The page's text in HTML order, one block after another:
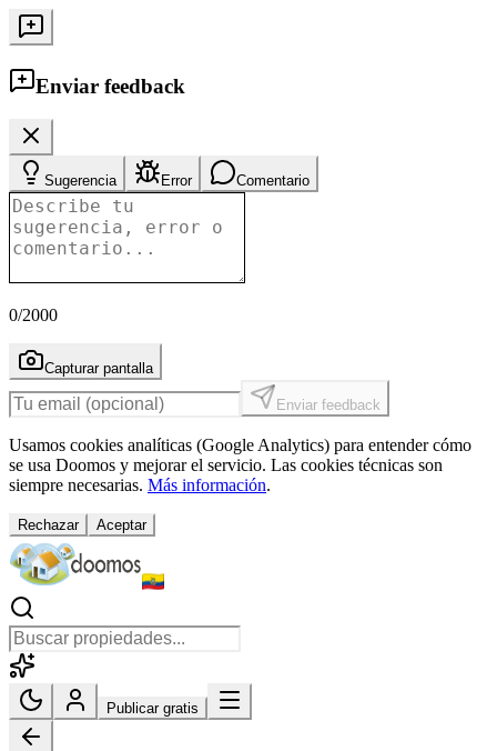
Enviar feedback
Sugerencia Error Comentario
0/2000
Capturar pantalla
Enviar feedback
Usamos cookies analíticas (Google Analytics) para entender cómo
se usa Doomos y mejorar el servicio. Las cookies técnicas son
siempre necesarias. Más información.
Rechazar Aceptar
Publicar gratis